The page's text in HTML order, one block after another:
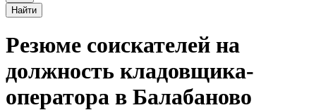
Найти
Резюме соискателей на
должность кладовщика-
оператора в Балабаново